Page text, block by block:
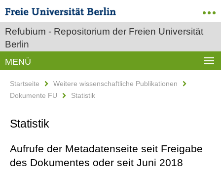
Refubium - Repositorium der Freien Universität
Berlin
MENÜ
Startseite
Weitere wissenschaftliche Publikationen
Dokumente FU
Statistik
Statistik
Aufrufe der Metadatenseite seit Freigabe
des Dokumentes oder seit Juni 2018